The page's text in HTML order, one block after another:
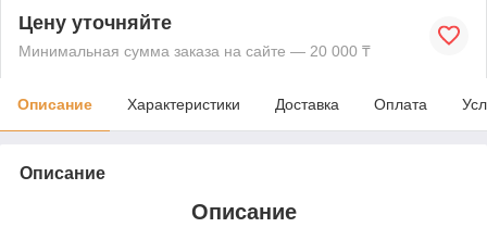
Цену уточняйте
Минимальная сумма заказа на сайте — 20 000 ₸
Описание Характеристики Доставка Оплата
Описание
Описание